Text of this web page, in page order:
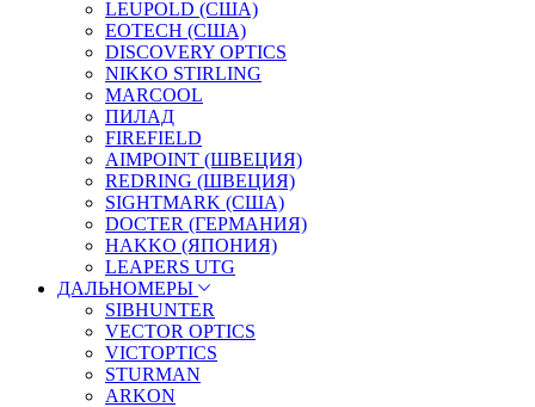
LEUPOLD (США)
EOTECH (США)
DISCOVERY OPTICS
NIKKO STIRLING
MARCOOL
ПИЛАД
FIREFIELD
AIMPOINT (ШВЕЦИЯ)
REDRING (ШВЕЦИЯ)
SIGHTMARK (США)
DOCTER (ГЕРМАНИЯ)
HAKKO (ЯПОНИЯ)
LEAPERS UTG
ДАЛЬНОМЕРЫ
SIBHUNTER
VECTOR OPTICS
VICTOPTICS
STURMAN
ARKON